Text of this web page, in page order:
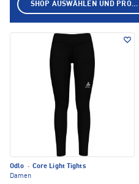
Odlo · Core Light Tights
Damen
SHOP AUSWÄHLEN UND PRODUKTE ANZEIGEN